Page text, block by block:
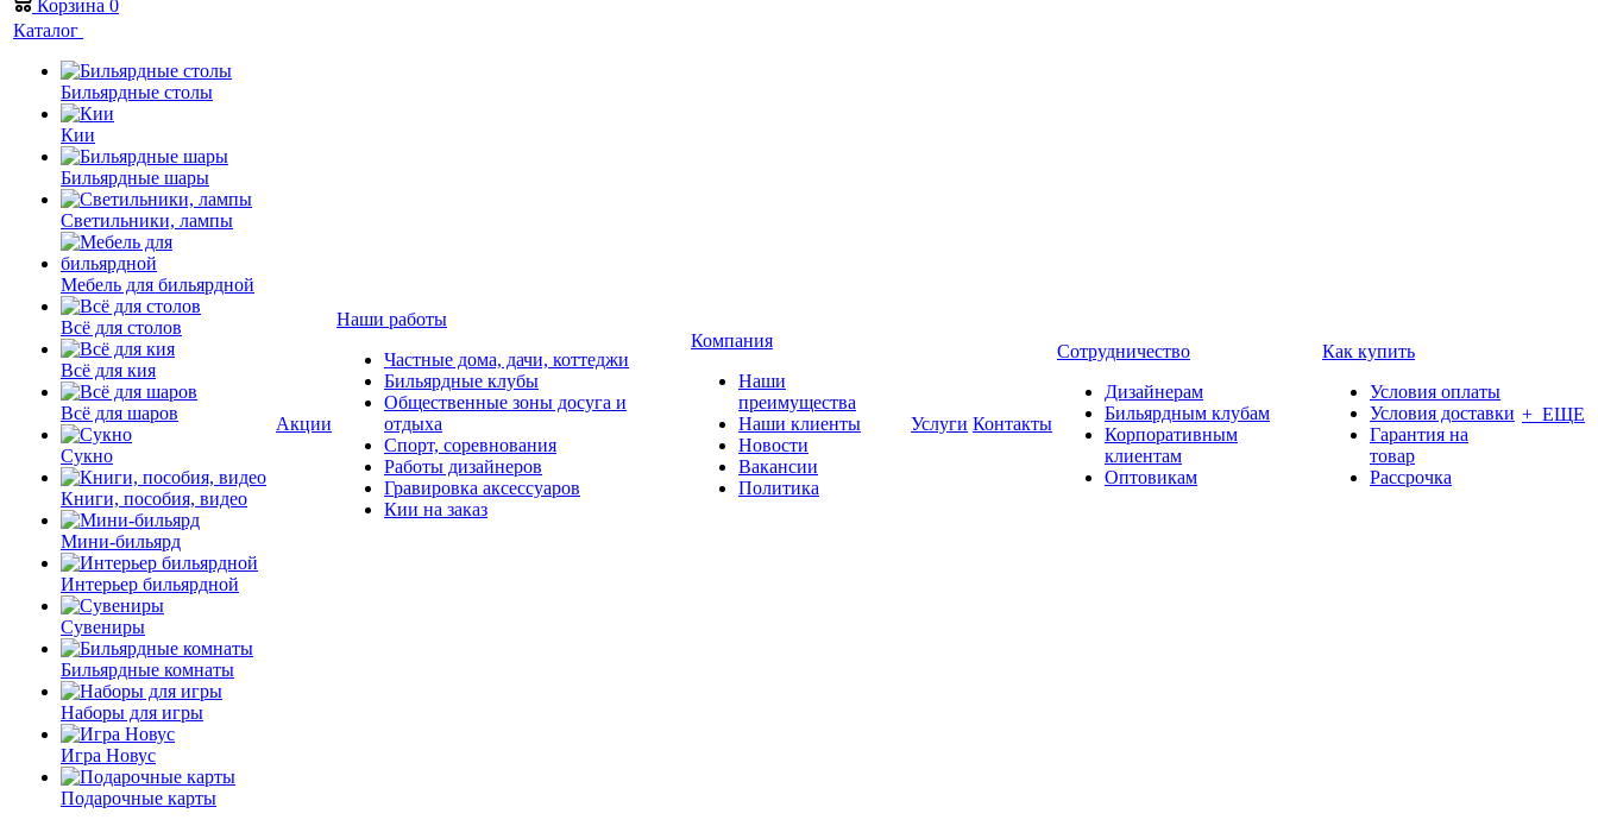
Корзина 0
Каталог
Бильярдные столы
Кии
Бильярдные шары
Светильники, лампы
Мебель для бильярдной
Всё для столов
Всё для кия
Всё для шаров
Сукно
Книги, пособия, видео
Мини-бильярд
Интерьер бильярдной
Сувениры
Бильярдные комнаты
Наборы для игры
Игра Новус
Подарочные карты
Акции
Наши работы
Частные дома, дачи, коттеджи
Бильярдные клубы
Общественные зоны досуга и
отдыха
Спорт, соревнования
Работы дизайнеров
Гравировка аксессуаров
Кии на заказ
Компания
Наши
преимущества
Наши клиенты
Новости
Вакансии
Политика
Услуги Контакты
Сотрудничество
Дизайнерам
Бильярдным клубам
Корпоративным
клиентам
Оптовикам
Как купить
Условия оплаты
Условия доставки
Гарантия на
товар
Рассрочка
+ ЕЩЕ